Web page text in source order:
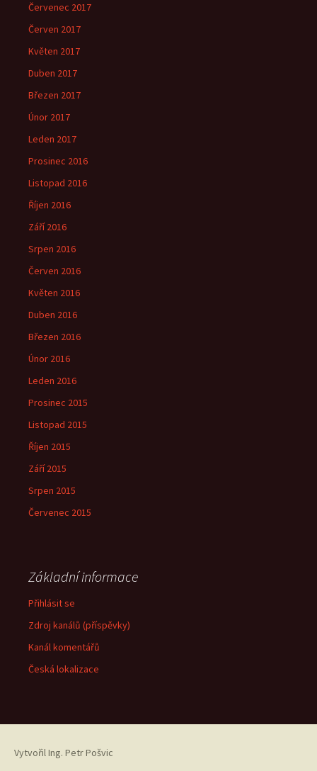
Červenec 2017
Červen 2017
Květen 2017
Duben 2017
Březen 2017
Únor 2017
Leden 2017
Prosinec 2016
Listopad 2016
Říjen 2016
Září 2016
Srpen 2016
Červen 2016
Květen 2016
Duben 2016
Březen 2016
Únor 2016
Leden 2016
Prosinec 2015
Listopad 2015
Říjen 2015
Září 2015
Srpen 2015
Červenec 2015
Základní informace
Přihlásit se
Zdroj kanálů (příspěvky)
Kanál komentářů
Česká lokalizace
VytvořilIng. Petr Pošvic